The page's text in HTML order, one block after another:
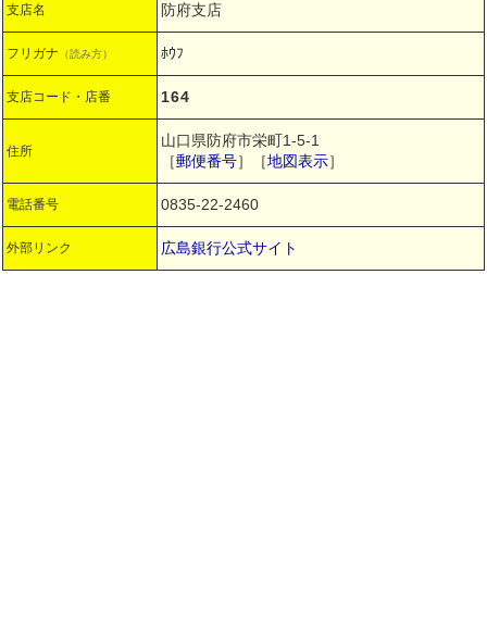
支店名 防府支店
フリガナ （読み方） ﾎｳﾌ
支店コード・店番 164
住所
山口県防府市栄町1-5-1
［郵便番号］［地図表示］
電話番号 0835-22-2460
外部リンク 広島銀行公式サイト